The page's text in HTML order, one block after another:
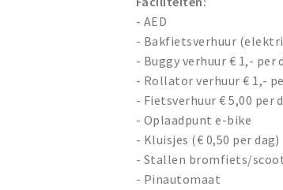
- AED
- Bakfietsverhuur
- Buggy verhuur € 1,- per
- Rollator verhuur € 1,-
- Fietsverhuur € 5,00 per
- Oplaadpunt e-bike
- Kluisjes (€ 0,50 per dag)
- Stallen bromfiets/
- Pinautomaat